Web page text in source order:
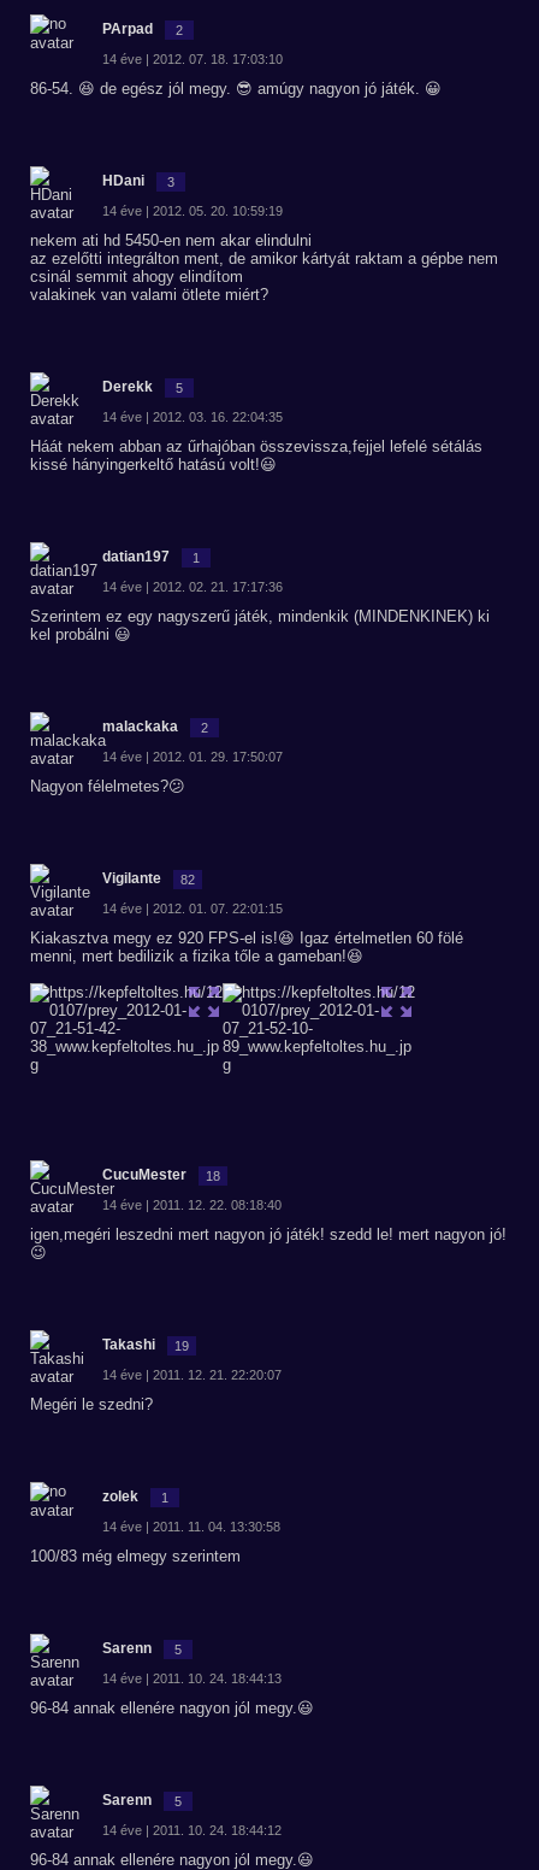
PArpad 2
14 éve | 2012. 07. 18. 17:03:10
86-54. 😆 de egész jól megy. 😎 amúgy nagyon jó játék. 😀
HDani 3
14 éve | 2012. 05. 20. 10:59:19
nekem ati hd 5450-en nem akar elindulni
az ezelőtti integrálton ment, de amikor kártyát raktam a gépbe nem
csinál semmit ahogy elindítom
valakinek van valami ötlete miért?
Derekk 5
14 éve | 2012. 03. 16. 22:04:35
Háát nekem abban az űrhajóban összevissza,fejjel lefelé sétálás
kissé hányingerkeltő hatású volt!😃
datian197 1
14 éve | 2012. 02. 21. 17:17:36
Szerintem ez egy nagyszerű játék, mindenkik (MINDENKINEK) ki
kel probálni 😃
malackaka 2
14 éve | 2012. 01. 29. 17:50:07
Nagyon félelmetes?😕
Vigilante 82
14 éve | 2012. 01. 07. 22:01:15
Kiakasztva megy ez 920 FPS-el is!😆 Igaz értelmetlen 60 fölé
menni, mert bedilizik a fizika tőle a gameban!😆
CucuMester 18
14 éve | 2011. 12. 22. 08:18:40
igen,megéri leszedni mert nagyon jó játék! szedd le! mert nagyon jó!
😉
Takashi 19
14 éve | 2011. 12. 21. 22:20:07
Megéri le szedni?
zolek 1
14 éve | 2011. 11. 04. 13:30:58
100/83 még elmegy szerintem
Sarenn 5
14 éve | 2011. 10. 24. 18:44:13
96-84 annak ellenére nagyon jól megy.😃
Sarenn 5
14 éve | 2011. 10. 24. 18:44:12
96-84 annak ellenére nagyon jól megy.😃